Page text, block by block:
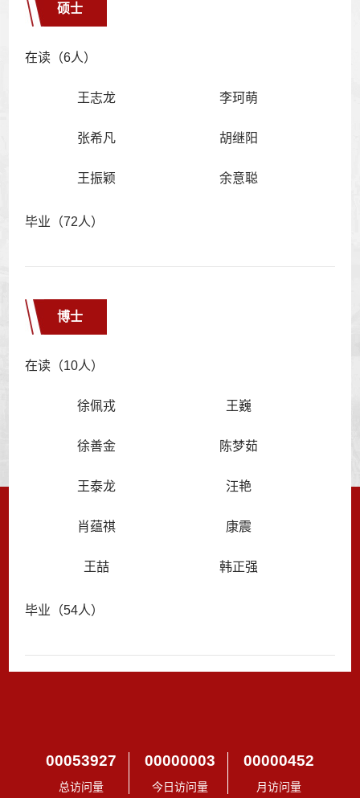
硕士
在读（6人）
王志龙 李珂萌
张希凡 胡继阳
王振颖 余意聪
毕业（72人）
博士
在读（10人）
徐佩戎 王巍
徐善金 陈梦茹
王泰龙 汪艳
肖蕴祺 康震
王喆 韩正强
毕业（54人）
00053927
总访问量
00000003
今日访问量
00000452
月访问量